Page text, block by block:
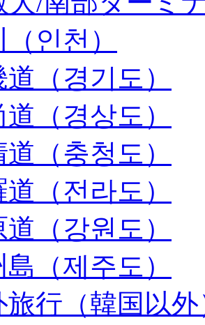
인천）
（경기도）
道（경상도）
（충청도）
（전라도）
（강원도）
（제주도）
旅行（韓国以外